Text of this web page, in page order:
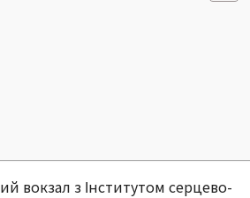
вокзал з Інститутом серцево-